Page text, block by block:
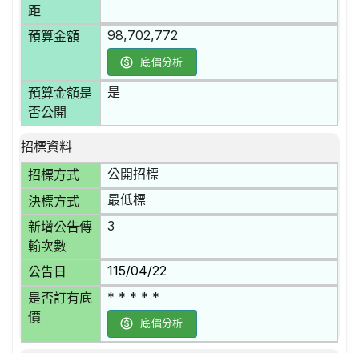
距
預算金額 98,702,772
底價分析
預算金額是
否公開
是
招標資料
招標方式
公開招標
決標方式 最低標
新增公告傳
輸次數
3
公告日 115/04/22
是否訂有底
價
* * * * *
底價分析